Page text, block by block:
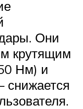
Они
крутящим
Нм) и
снижается